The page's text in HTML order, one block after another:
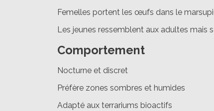
Femelles portent les œufs dans le
Les jeunes ressemblent aux adultes mais
Comportement
Nocturne et discret
Préfère zones sombres et humides
Adapté aux terrariums bioactifs